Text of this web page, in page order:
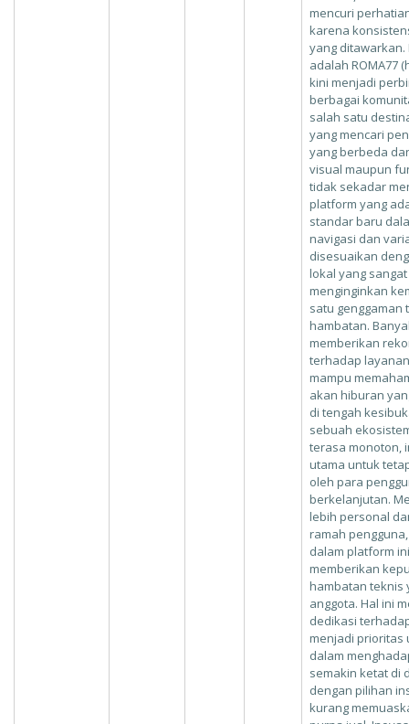
mencuri
karena
yang
adalah ROMA77
kini menjadi
berbagai
salah satu
yang mencari
yang berbeda
visual maupun
tidak sekadar
platform yang
standar baru
navigasi dan
disesuaikan
lokal yang
menginginkan
satu genggaman
hambatan.
memberikan
terhadap
mampu
akan hiburan
di tengah
sebuah
terasa monoton,
utama untuk
oleh para
berkelanjutan.
lebih personal
ramah
dalam platform
memberikan
hambatan teknis
anggota. Hal ini
dedikasi
menjadi prioritas
dalam
semakin ketat di
dengan pilihan
kurang